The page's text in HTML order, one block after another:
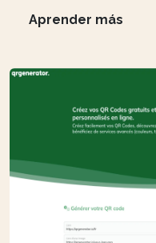
Aprender más